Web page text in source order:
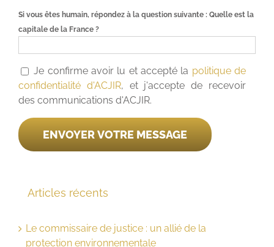
Si vous êtes humain, répondez à la question suivante : Quelle est la
capitale de la France ?
Je confirme avoir lu et accepté la politique de
confidentialité d'ACJIR, et j'accepte de recevoir
des communications d'ACJIR.
Articles récents
Le commissaire de justice : un allié de la
protection environnementale